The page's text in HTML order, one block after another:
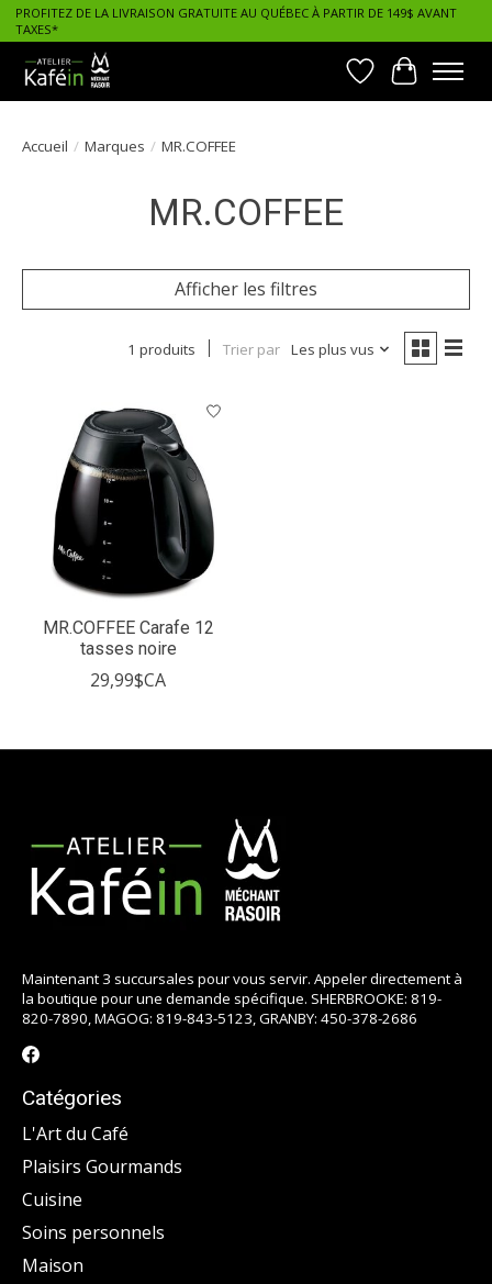
PROFITEZ DE LA LIVRAISON GRATUITE AU QUÉBEC À PARTIR DE 149$ AVANT
TAXES*
Liste dePanier
Accueil / Marques / MR.COFFEE
MR.COFFEE
Afficher les filtres
1 produits Trier par Les plus vus
MR.COFFEE Carafe 12
tasses noire
29,99$CA
Maintenant 3 succursales pour vous servir. Appeler directement à
la boutique pour une demande spécifique. SHERBROOKE: 819-
820-7890, MAGOG: 819-843-5123, GRANBY: 450-378-2686
Catégories
L'Art du Café
Plaisirs Gourmands
Cuisine
Soins personnels
Maison